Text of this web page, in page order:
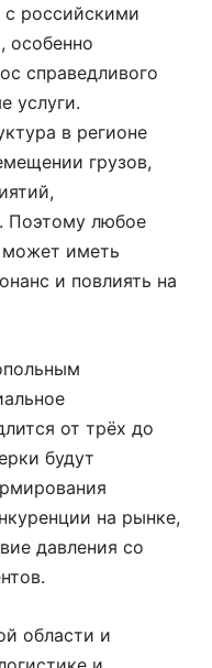
с российскими
особенно
справедливого
услуги.
в регионе
грузов,
Поэтому любое
может иметь
и повлиять на
от трёх до
будут
на рынке,
давления со
области и